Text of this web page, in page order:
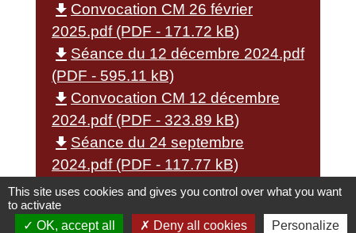
file_download Convocation CM 26 février
2025.pdf (PDF - 171.72 kB)
file_download Séance du 12 décembre 2024.pdf
(PDF - 595.11 kB)
file_download Convocation CM 12 décembre
2024.pdf (PDF - 323.89 kB)
file_download Séance du 24 septembre
2024.pdf (PDF - 117.77 kB)
file_downloadConvocation CM 24 septembre
2024.pdf (PDF - 341.28 kB)
This site uses cookies and gives you control over what you want
to activate
OK, accept all
Deny all cookies Personalize